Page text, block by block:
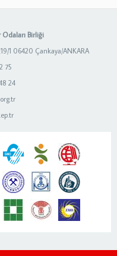
Birliği
1 06420 Çankaya/ANKARA
75
24